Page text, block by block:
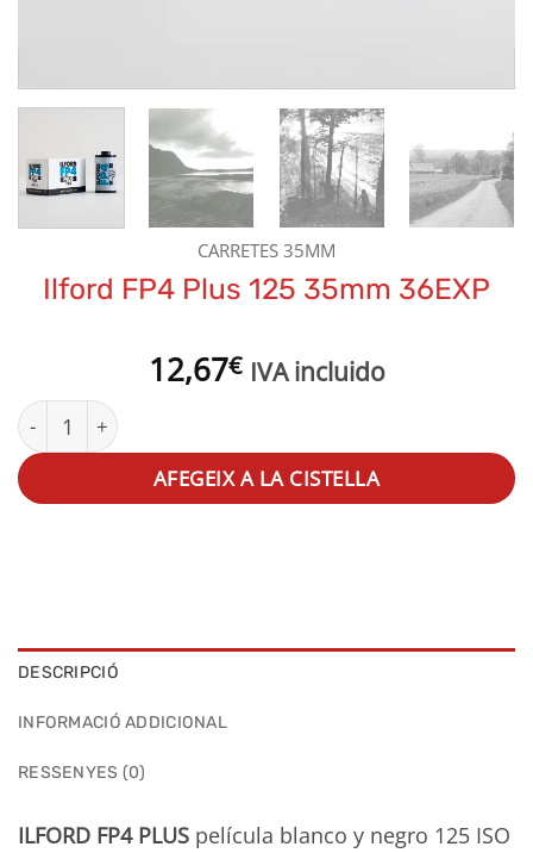
CARRETES 35MM
Ilford FP4 Plus 125 35mm 36EXP
12,67€ IVA incluido
quantitat de Ilford FP4 Plus 125 35mm 36EXP
AFEGEIX A LA CISTELLA
DESCRIPCIÓ
INFORMACIÓ ADDICIONAL
RESSENYES (0)
ILFORD FP4 PLUS película blanco y negro 125 ISO